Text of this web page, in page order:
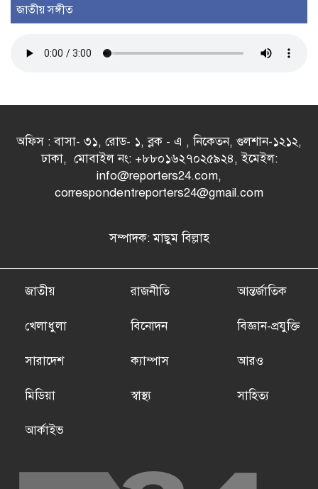
জাতীয় সঙ্গীত
অফিস : বাসা- ৩১, রোড- ১, ব্লক - এ , নিকেতন, গুলশান-১২১২,
ঢাকা, মোবাইল নং: +৮৮০১৬২৭০২৫৯২৪, ইমেইল:
info@reporters24.com,
correspondentreporters24@gmail.com
সম্পাদক: মাছুম বিল্লাহ
জাতীয় রাজনীতি আন্তর্জাতিক
খেলাধুলা বিনোদন বিজ্ঞান-প্রযুক্তি
সারাদেশ ক্যাম্পাস আরও
মিডিয়া স্বাস্থ্য সাহিত্য
আর্কাইভ